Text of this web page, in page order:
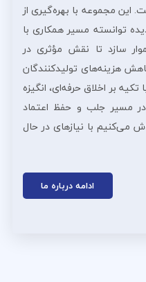
این مجموعه با بهره‌گیری از
توانسته مسیر همکاری با
سازد تا نقش مؤثری در
هزینه‌های تولیدکنندگان
بر اخلاق حرفه‌ای، انگیزه
مسیر جلب و حفظ اعتماد
می‌کنیم با نیازهای در حال
ادامه درباره ما